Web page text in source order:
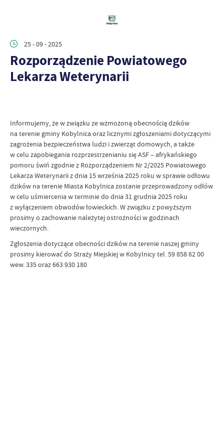
25 - 09 - 2025
Rozporządzenie Powiatowego
Lekarza Weterynarii
Informujemy, że w związku ze wzmożoną obecnością dzików
na terenie gminy Kobylnica oraz licznymi zgłoszeniami dotyczącymi
zagrożenia bezpieczeństwa ludzi i zwierząt domowych, a także
w celu zapobiegania rozprzestrzenianiu się ASF – afrykańskiego
pomoru świń zgodnie z Rozporządzeniem Nr 2/2025 Powiatowego
Lekarza Weterynarii z dnia 15 września 2025 roku w sprawie odłowu
dzików na terenie Miasta Kobylnica zostanie przeprowadzony odłów
w celu uśmiercenia w terminie do dnia 31 grudnia 2025 roku
z wyłączeniem obwodów łowieckich. W związku z powyższym
prosimy o zachowanie należytej ostrożności w godzinach
wieczornych.
Zgłoszenia dotyczące obecności dzików na terenie naszej gminy
prosimy kierować do Straży Miejskiej w Kobylnicy tel. 59 858 62 00
wew. 335 oraz 663 930 180